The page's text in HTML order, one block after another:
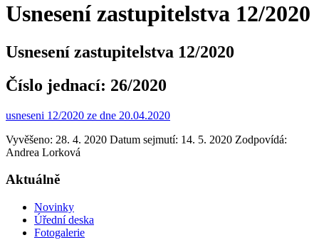
Usnesení zastupitelstva 12/2020
Usnesení zastupitelstva 12/2020
Číslo jednací: 26/2020
usneseni 12/2020 ze dne 20.04.2020
Vyvěšeno: 28. 4. 2020 Datum sejmutí: 14. 5. 2020 Zodpovídá:
Andrea Lorková
Aktuálně
Novinky
Úřední deska
Fotogalerie